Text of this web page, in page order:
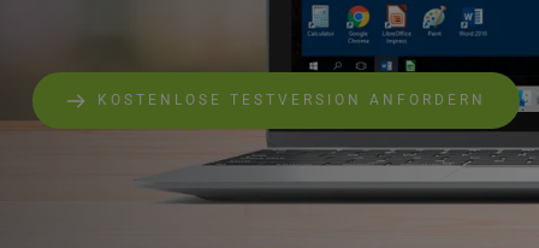
KOSTENLOSE TESTVERSION ANFORDERN